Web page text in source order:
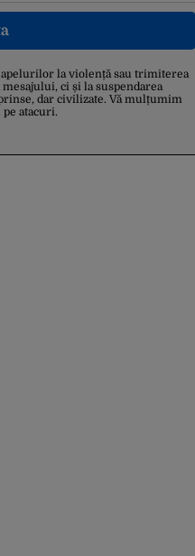
la violență sau trimiterea
ci și la suspendarea
dar civilizate. Vă mulțumim
atacuri.